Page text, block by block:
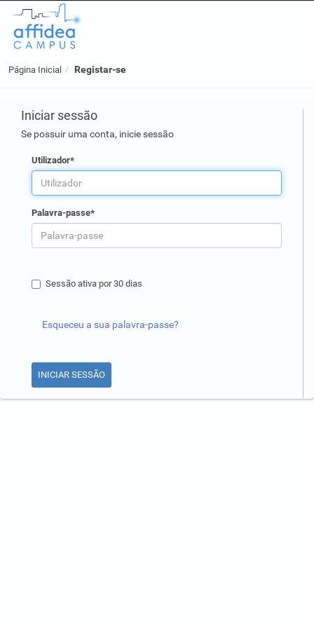
Página Inicial Registar-se
Iniciar sessão
Se possuir uma conta, inicie sessão
Utilizador*
Palavra-passe*
Sessão ativa por 30 dias
Esqueceu a sua palavra-passe?